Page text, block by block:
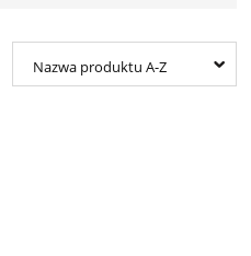
Nazwa produktu A-Z